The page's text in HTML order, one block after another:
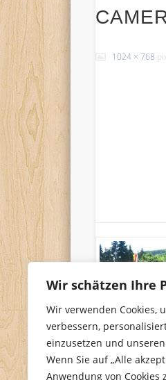
Wir schätzen Ihre
Wir verwenden Cookies,
verbessern,
einzusetzen und
Wenn Sie auf „Alle
Anwendung von Cookies
1024 × 768